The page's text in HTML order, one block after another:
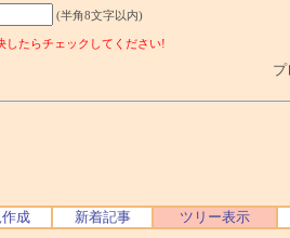
(半角8文字以内)
したらチェックしてください!
プ
成 新着記事 ツリー表示